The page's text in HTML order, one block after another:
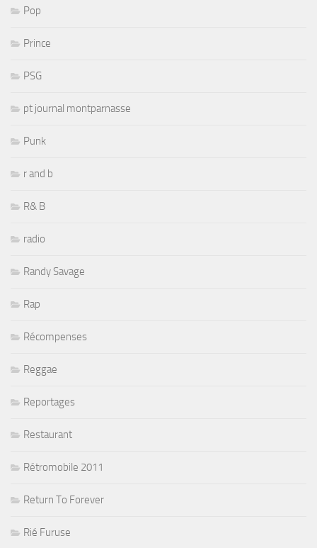
Pop
Prince
PSG
pt journal montparnasse
Punk
r and b
R& B
radio
Randy Savage
Rap
Récompenses
Reggae
Reportages
Restaurant
Rétromobile 2011
Return To Forever
Rié Furuse